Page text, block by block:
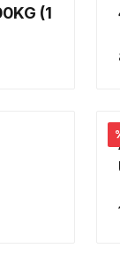
(1